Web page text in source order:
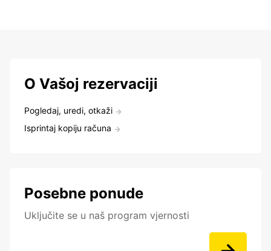
O Vašoj rezervaciji
Pogledaj, uredi, otkaži
Isprintaj kopiju računa
Posebne ponude
Uključite se u naš program vjernosti